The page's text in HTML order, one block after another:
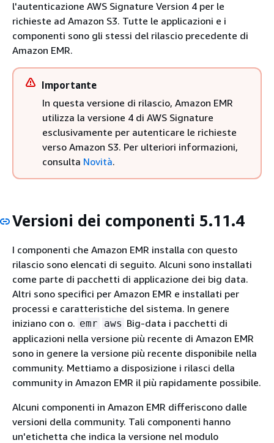
l'autenticazione AWS Signature Version 4 per le
richieste ad Amazon S3. Tutte le applicazioni e i
componenti sono gli stessi del rilascio precedente di
Amazon EMR.
Importante
In questa versione di rilascio, Amazon EMR
utilizza la versione 4 di AWS Signature
esclusivamente per autenticare le richieste
verso Amazon S3. Per ulteriori informazioni,
consulta Novità.
Versioni dei componenti 5.11.4
I componenti che Amazon EMR installa con questo
rilascio sono elencati di seguito. Alcuni sono installati
come parte di pacchetti di applicazione dei big data.
Altri sono specifici per Amazon EMR e installati per
processi e caratteristiche del sistema. In genere
iniziano con o. emr aws Big-data i pacchetti di
applicazioni nella versione più recente di Amazon EMR
sono in genere la versione più recente disponibile nella
community. Mettiamo a disposizione i rilasci della
community in Amazon EMR il più rapidamente possibile.
Alcuni componenti in Amazon EMR differiscono dalle
versioni della community. Tali componenti hanno
un'etichetta che indica la versione nel modulo